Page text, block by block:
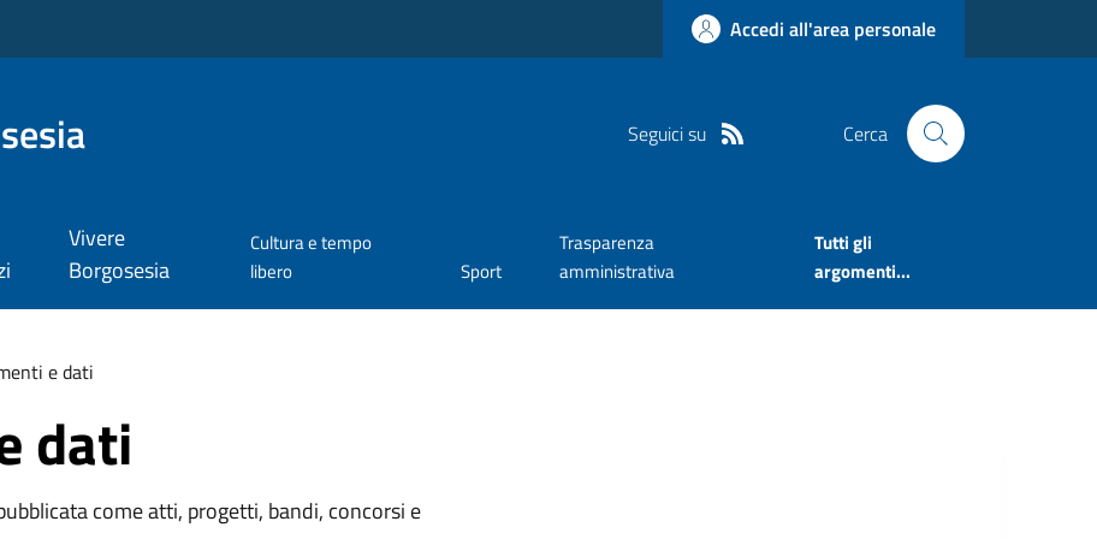
Accedi all'area personale
Seguici su Cerca
Vivere
Borgosesia
Cultura e tempo
libero
Sport
Trasparenza
amministrativa
Tutti gli
argomenti...
e dati
dati
come atti, progetti, bandi, concorsi e